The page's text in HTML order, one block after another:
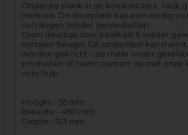
Onderste plank in de koelkastdeur, vaak
melkrek. De deurplank kan eenvoudig
vervangen zonder gereedschap.
Gram deurbak voor koelkast & vriezer
metalen beugel. Dit onderdeel kan
worden gekocht - zie meer onder
producten of neem contact op met onze
voor hulp.
Hoogte - 55 mm
Breedte - 490 mm
Diepte - 123 mm